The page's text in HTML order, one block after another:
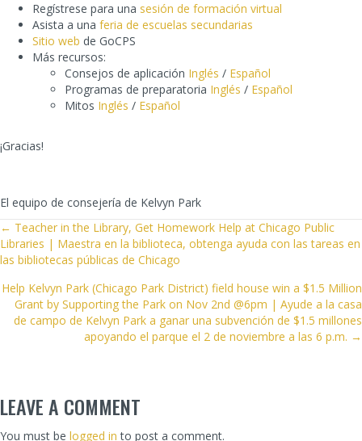
Regístrese para una sesión de formación virtual
Asista a una feria de escuelas secundarias
Sitio web de GoCPS
Más recursos:
Consejos de aplicación Inglés / Español
Programas de preparatoria Inglés / Español
Mitos Inglés / Español
¡Gracias!
El equipo de consejería de Kelvyn Park
POSTS
NAVIGATION
← Teacher in the Library, Get Homework Help at Chicago Public
Libraries | Maestra en la biblioteca, obtenga ayuda con las tareas en
las bibliotecas públicas de Chicago
Help Kelvyn Park (Chicago Park District) field house win a $1.5 Million
Grant by Supporting the Park on Nov 2nd @6pm | Ayude a la casa
de campo de Kelvyn Park a ganar una subvención de $1.5 millones
apoyando el parque el 2 de noviembre a las 6 p.m. →
LEAVE A COMMENT
You must be logged in to post a comment.